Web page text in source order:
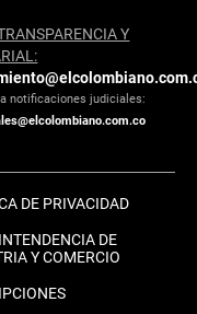
Y
notificaciones judiciales:
DE PRIVACIDAD
DE
Y COMERCIO